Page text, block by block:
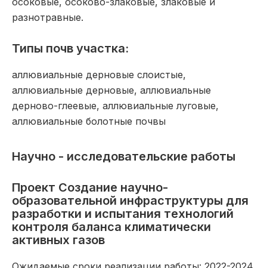
разнотравные.
Типы почв участка:
аллювиальные дерновые слоистые,
аллювиальные дерновые, аллювиальные
дерново-глеевые, аллювиальные луговые,
аллювиальные болотные почвы
Научно - исследовательские работы
Проект Создание научно-
образовательной инфраструктуры для
разработки и испытания технологий
контроля баланса климатически
активных газов